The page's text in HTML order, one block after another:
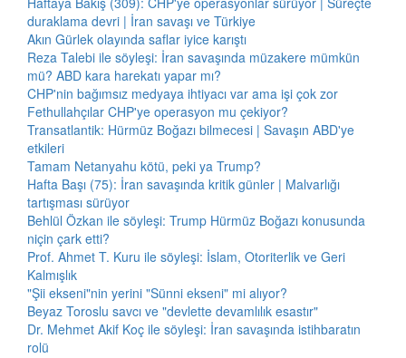
duraklama devri | İran savaşı ve Türkiye
Akın Gürlek olayında saflar iyice karıştı
Reza Talebi ile söyleşi: İran savaşında müzakere mümkün
mü? ABD kara harekatı yapar mı?
CHP'nin bağımsız medyaya ihtiyacı var ama işi çok zor
Fethullahçılar CHP'ye operasyon mu çekiyor?
Transatlantik: Hürmüz Boğazı bilmecesi | Savaşın ABD'ye
etkileri
Tamam Netanyahu kötü, peki ya Trump?
Hafta Başı (75): İran savaşında kritik günler | Malvarlığı
tartışması sürüyor
Behlül Özkan ile söyleşi: Trump Hürmüz Boğazı konusunda
niçin çark etti?
Prof. Ahmet T. Kuru ile söyleşi: İslam, Otoriterlik ve Geri
Kalmışlık
"Şii ekseni"nin yerini "Sünni ekseni" mi alıyor?
Beyaz Toroslu savcı ve "devlette devamlılık esastır"
Dr. Mehmet Akif Koç ile söyleşi: İran savaşında istihbaratın
rolü